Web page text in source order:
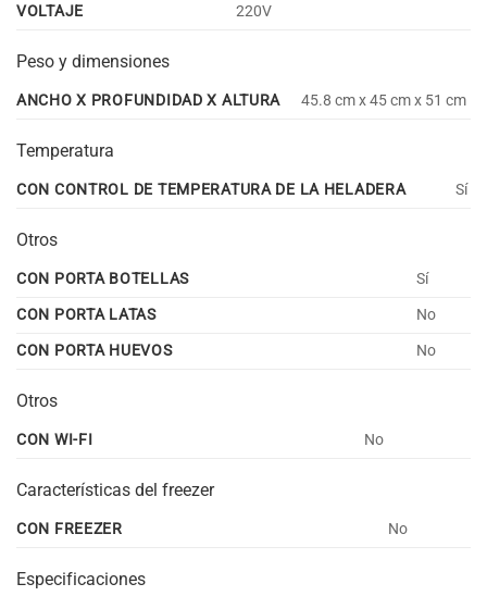
VOLTAJE
220V
Peso y dimensiones
ANCHO X PROFUNDIDAD X ALTURA 45.8 cm x 45 cm x 51 cm
Temperatura
CON CONTROL DE TEMPERATURA DE LA HELADERA Sí
Otros
CON PORTA BOTELLAS
Sí
CON PORTA LATAS
No
CON PORTA HUEVOS
No
Otros
CON WI-FI No
Características del freezer
CON FREEZER No
Especificaciones